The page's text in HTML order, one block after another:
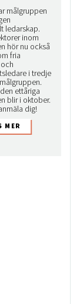
målgruppen
ledarskap.
inom
hör nu också
fria
i tredje
ettåriga
blir i oktober.
dig!